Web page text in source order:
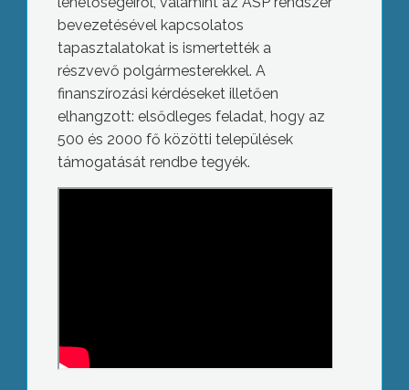
bevezetésével kapcsolatos
tapasztalatokat is ismertették a
részvevő polgármesterekkel. A
finanszírozási kérdéseket illetően
elhangzott: elsődleges feladat, hogy az
500 és 2000 fő közötti települések
támogatását rendbe tegyék.